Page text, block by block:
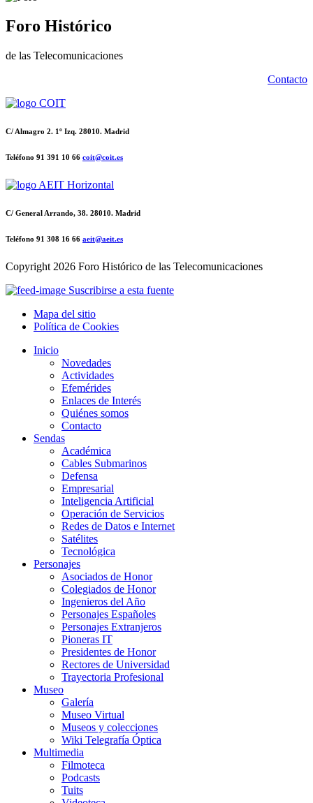
Foro Histórico
de las Telecomunicaciones
Contacto
C/ Almagro 2. 1º Izq. 28010. Madrid
Teléfono 91 391 10 66 coit@coit.es
C/ General Arrando, 38. 28010. Madrid
Teléfono 91 308 16 66 aeit@aeit.es
Copyright 2026 Foro Histórico de las Telecomunicaciones
Suscribirse a esta fuente
Mapa del sitio
Política de Cookies
Inicio
Novedades
Actividades
Efemérides
Enlaces de Interés
Quiénes somos
Contacto
Sendas
Académica
Cables Submarinos
Defensa
Empresarial
Inteligencia Artificial
Operación de Servicios
Redes de Datos e Internet
Satélites
Tecnológica
Personajes
Asociados de Honor
Colegiados de Honor
Ingenieros del Año
Personajes Españoles
Personajes Extranjeros
Pioneras IT
Presidentes de Honor
Rectores de Universidad
Trayectoria Profesional
Museo
Galería
Museo Virtual
Museos y colecciones
Wiki Telegrafía Óptica
Multimedia
Filmoteca
Podcasts
Tuits